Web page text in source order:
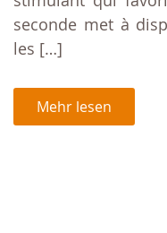
seconde met à
les […]
Mehr lesen